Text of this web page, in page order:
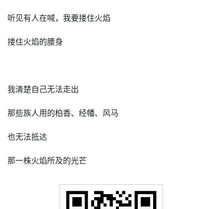
听见有人在喊，我要搂住火焰
搂住火焰的腰身
我清楚自己无法走出
那些族人用的柏香、经幡、风马
也无法抵达
那一株火焰所及的光芒